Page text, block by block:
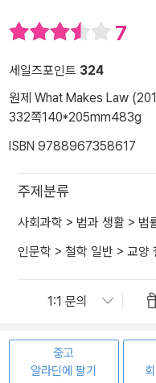
7
세일즈포인트 324
원제 What Makes Law
332쪽140*205mm483g
ISBN 9788967358617
주제분류
사회과학 > 법과 생활 > 법
인문학 > 철학 일반 > 교양
중고
알라딘에 팔기